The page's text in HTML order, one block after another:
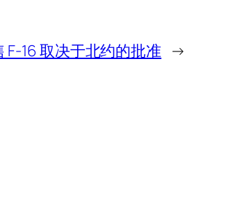
16 取决于北约的批准 →